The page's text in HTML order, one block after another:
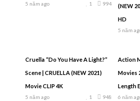
5 năm ago 994
1
(NEW
HD
5 năm
Cruella “Do You Have A Light?”
Scene | CRUELLA (NEW 2021)
Movie CLIP 4K
5 năm ago 948
1
Action
Movies
Length
6 năm